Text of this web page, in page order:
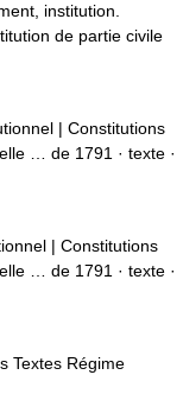
institution.
de partie civile
| Constitutions
… de 1791 · texte ·
| Constitutions
… de 1791 · texte ·
Textes Régime